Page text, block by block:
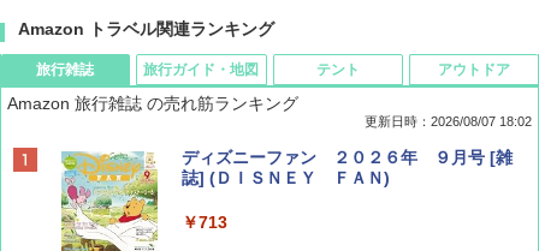
Amazon トラベル関連ランキング
旅行雑誌
Amazon 旅行雑誌 の売れ筋ランキング
更新日時：2026/08/07 18:02
ディズニーファン ２０２６年 ９月号 [雑
誌] (ＤＩＳＮＥＹ ＦＡＮ)
￥713
旅行ガイド・地図 テント アウトドア